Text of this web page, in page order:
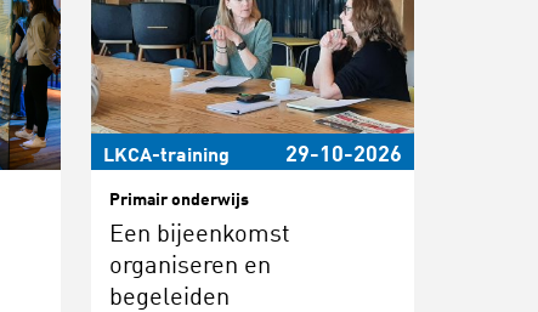
LKCA-training 29-10-2026
Primair onderwijs
Een bijeenkomst
organiseren en
begeleiden